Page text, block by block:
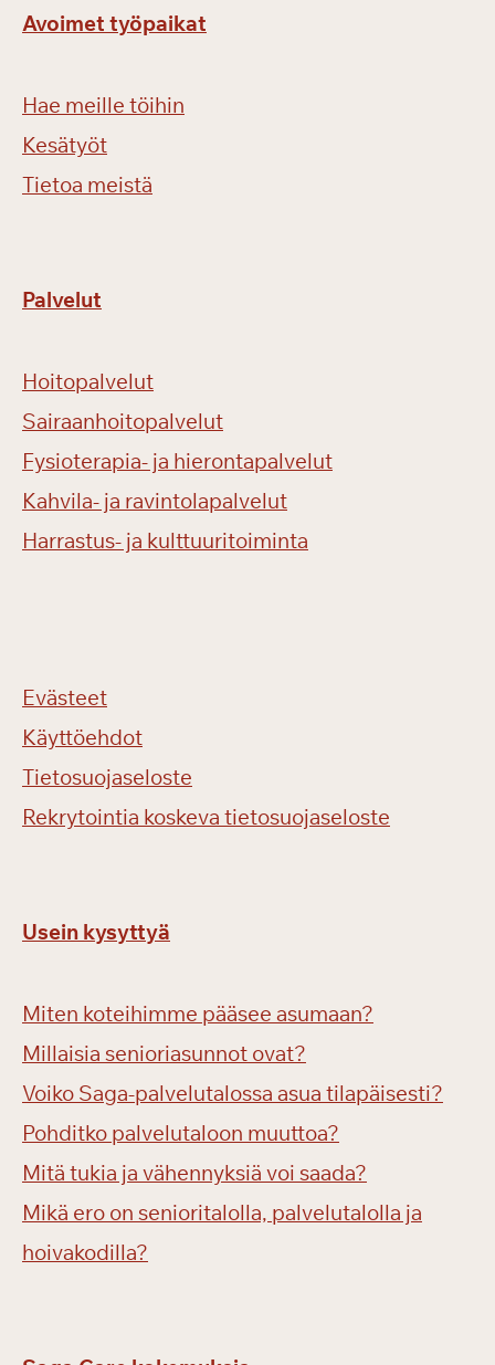
Avoimet työpaikat
Hae meille töihin
Kesätyöt
Tietoa meistä
Palvelut
Hoitopalvelut
Sairaanhoitopalvelut
Fysioterapia- ja hierontapalvelut
Kahvila- ja ravintolapalvelut
Harrastus- ja kulttuuritoiminta
Evästeet
Käyttöehdot
Tietosuojaseloste
Rekrytointia koskeva tietosuojaseloste
Usein kysyttyä
Miten koteihimme pääsee asumaan?
Millaisia senioriasunnot ovat?
Voiko Saga-palvelutalossa asua tilapäisesti?
Pohditko palvelutaloon muuttoa?
Mitä tukia ja vähennyksiä voi saada?
Mikä ero on senioritalolla, palvelutalolla ja
hoivakodilla?